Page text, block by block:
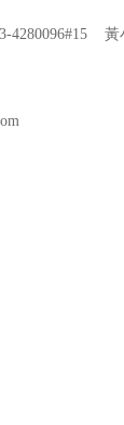
4280096#15 黃